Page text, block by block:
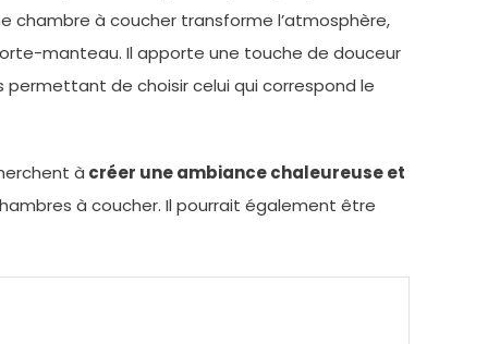
chambre à coucher transforme l’atmosphère,
manteau. Il apporte une touche de douceur
de choisir celui qui correspond le
à créer une ambiance chaleureuse et
à coucher. Il pourrait également être